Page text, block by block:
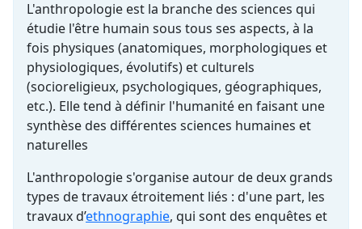
L'anthropologie est la branche des sciences qui
étudie l'être humain sous tous ses aspects, à la
fois physiques (anatomiques, morphologiques et
physiologiques, évolutifs) et culturels
(socioreligieux, psychologiques, géographiques,
etc.). Elle tend à définir l'humanité en faisant une
synthèse des différentes sciences humaines et
naturelles
L'anthropologie s'organise autour de deux grands
types de travaux étroitement liés : d'une part, les
travaux d’ethnographie, qui sont des enquêtes et